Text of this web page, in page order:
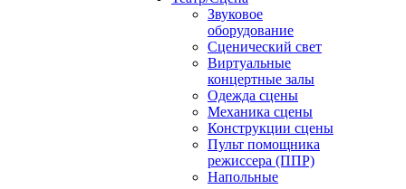
Звуковое
оборудование
Сценический свет
Виртуальные
концертные залы
Одежда сцены
Механика сцены
Конструкции сцены
Пульт помощника
режиссера (ППР)
Напольные